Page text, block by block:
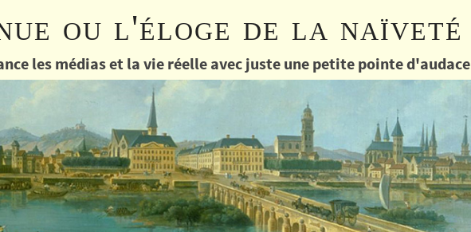
ou l'éloge de la naïveté
les médias et la vie réelle avec juste une petite pointe d'audace